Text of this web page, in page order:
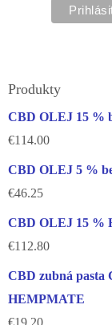
Produkty
CBD OLEJ 15 %
€114.00
CBD OLEJ 5 %
€46.25
CBD OLEJ 15 %
€112.80
CBD zubná pasta
HEMPMATE